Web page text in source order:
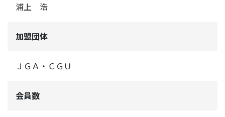
浦上 浩
加盟団体
ＪＧＡ・ＣＧＵ
会員数